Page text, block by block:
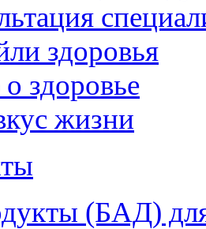
здоровья
здоровье
жизни
(БАД)